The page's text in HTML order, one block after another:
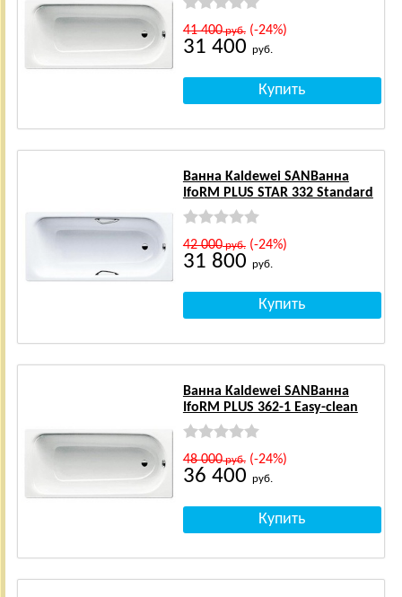
41 400руб.(-24%)
31 400 руб.
Ванна Kaldewei SANВанна
IfoRM PLUS STAR 332 Standard
42 000руб.(-24%)
31 800 руб.
Ванна Kaldewei SANВанна
IfoRM PLUS 362-1 Easy-clean
48 000руб.(-24%)
36 400 руб.